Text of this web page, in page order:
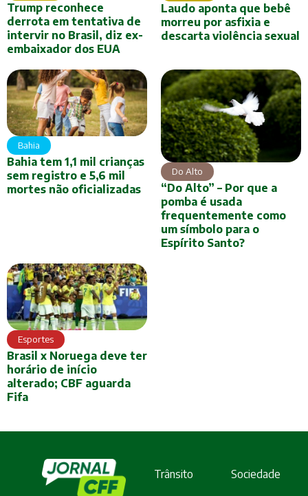
Trump reconhece
derrota em tentativa de
intervir no Brasil, diz ex-
embaixador dos EUA
Laudo aponta que bebê
morreu por asfixia e
descarta violência sexual
Bahia
Bahia tem 1,1 mil crianças
sem registro e 5,6 mil
mortes não oficializadas
Do Alto
“Do Alto” – Por que a
pomba é usada
frequentemente como
um símbolo para o
Espírito Santo?
Esportes
Brasil x Noruega deve ter
horário de início
alterado; CBF aguarda
Fifa
Trânsito Sociedade